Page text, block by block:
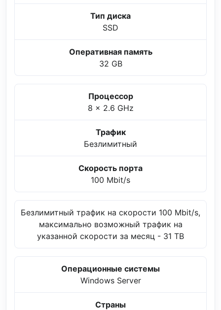
Тип диска
SSD
Оперативная память
32 GB
Процессор
8 x 2.6 GHz
Трафик
Безлимитный
Скорость порта
100 Mbit/s
Безлимитный трафик на скорости 100 Mbit/s,
максимально возможный трафик на
указанной скорости за месяц - 31 TB
Операционные системы
Windows Server
Страны